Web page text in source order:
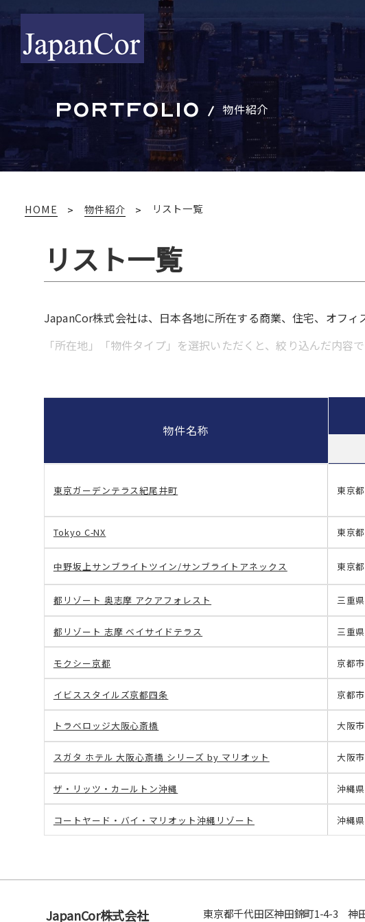
PORTFOLIO 物件紹介
HOME 物件紹介 リスト一覧
リスト一覧
JapanCor株式会社は、日本各地に所在する商業、住宅、オフ
「所在地」「物件タイプ」を選択いただくと、絞り込んだ内容
物件名称
東京ガーデンテラス紀尾井町 東京
Tokyo C-NX 東京
中野坂上サンブライトツイン/サンブライトアネックス 東京
都リゾート 奥志摩 アクアフォレスト 三重
都リゾート 志摩 ベイサイドテラス 三重
モクシー京都 京都
イビススタイルズ京都四条 京都
トラベロッジ大阪心斎橋 大阪
スガタ ホテル 大阪心斎橋 シリーズ by マリオット 大阪
ザ・リッツ・カールトン沖縄 沖縄
コートヤード・バイ・マリオット沖縄リゾート 沖縄
JapanCor株式会社 東京都千代田区神田錦町1-4-3神